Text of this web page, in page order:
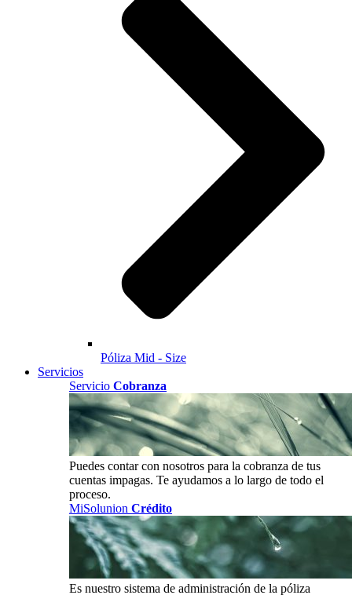
Póliza Mid - Size
Servicios
Servicio Cobranza
Puedes contar con nosotros para la cobranza de tus
cuentas impagas. Te ayudamos a lo largo de todo el
proceso.
MiSolunion Crédito
Es nuestro sistema de administración de la póliza